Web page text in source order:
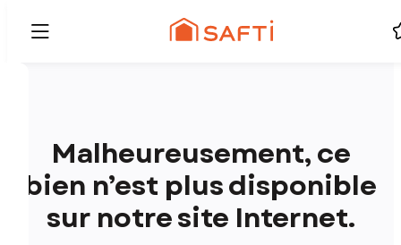
Malheureusement, ce
bien n’est plus disponible
sur notre site Internet.